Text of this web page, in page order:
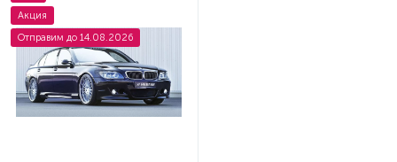
Акция
Отправим до 14.08.2026